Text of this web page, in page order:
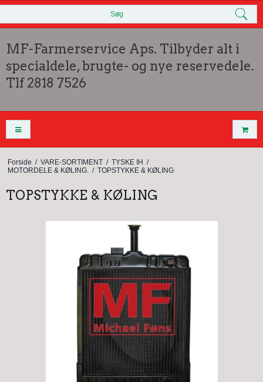
Søg
MF-Farmerservice Aps. Tilbyder alt i
specialdele, brugte- og nye reservedele.
Tlf 2818 7526
Forside / VARE-SORTIMENT / TYSKE IH /
MOTORDELE & KØLING.
/ TOPSTYKKE & KØLING
TOPSTYKKE & KØLING